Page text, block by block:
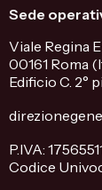
Sede
Viale Regina
00161 Roma
Edificio C. 2°
P.IVA:
Codice